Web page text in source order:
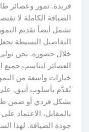
فريدة. تمور وعصائر
الضيافة الكاملة لا
تشمل أيضاً تقديم
التفاصيل البسيطة
خلال حضوره. نحن نولي
العصائر لتناسب جميع
خيارات واسعة من
تُقدَّم بأسلوب أنيق.
بشكل فردي أو ضمن
بالمقابل، الاعتماد
جودة الضيافة. لهذا